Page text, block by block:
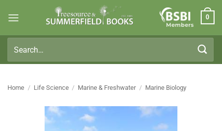
Members
0
for:
Home / Life Science / Marine & Freshwater / Marine Biology